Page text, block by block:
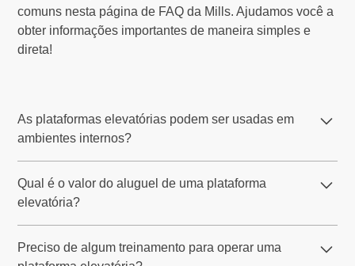
comuns nesta página de FAQ da Mills. Ajudamos você a
obter informações importantes de maneira simples e
direta!
As plataformas elevatórias podem ser usadas em
ambientes internos?
elétricas, como as do tipo tesoura, que são ideais para
ambientes internos. Esses modelos operam de forma
silenciosa e limpa, sendo perfeitos para locais fechados,
como galpões, centros de distribuição e áreas
Qual é o valor do aluguel de uma plataforma
elevatória?
varia conforme o modelo, altura de trabalho, tipo de
Preciso de algum treinamento para operar uma